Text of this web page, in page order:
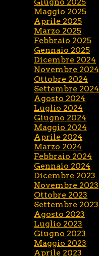
Maggio 2025
Aprile 2025
Marzo 2025
Febbraio 2025
Gennaio 2025
Dicembre 2024
Novembre 2024
Ottobre 2024
Settembre 2024
Agosto 2024
Luglio 2024
Giugno 2024
Maggio 2024
Aprile 2024
Marzo 2024
Febbraio 2024
Gennaio 2024
Dicembre 2023
Novembre 2023
Ottobre 2023
Settembre 2023
Agosto 2023
Luglio 2023
Giugno 2023
Maggio 2023
Aprile 2023